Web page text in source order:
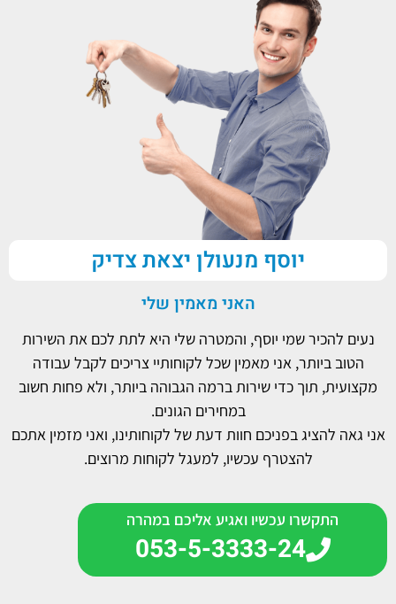
יוסף מנעולן יצאת צדיק
האני מאמין שלי
נעים להכיר שמי יוסף, והמטרה שלי היא לתת לכם את השירות
הטוב ביותר, אני מאמין שכל לקוחותיי צריכים לקבל עבודה
מקצועית, תוך כדי שירות ברמה הגבוהה ביותר, ולא פחות חשוב
במחירים הגונים.
אני גאה להציג בפניכם חוות דעת של לקוחותינו, ואני מזמין אתכם
להצטרף עכשיו, למעגל לקוחות מרוצים.
התקשרו עכשיו ואגיע אליכם במהרה
053-5-3333-24